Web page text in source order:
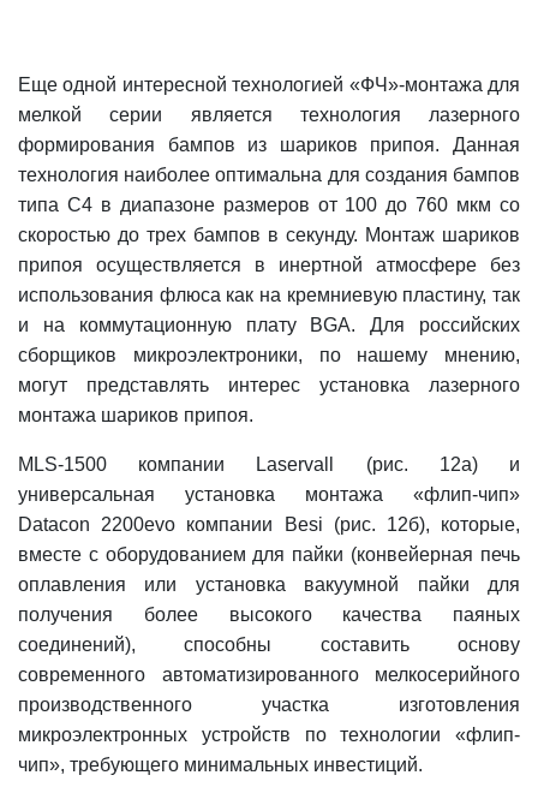
Еще одной интересной технологией «ФЧ»-монтажа для
мелкой серии является технология лазерного
формирования бампов из шариков припоя. Данная
технология наиболее оптимальна для создания бампов
типа С4 в диапазоне размеров от 100 до 760 мкм со
скоростью до трех бампов в секунду. Монтаж шариков
припоя осуществляется в инертной атмосфере без
использования флюса как на кремниевую пластину, так
и на коммутационную плату BGA. Для российских
сборщиков микроэлектроники, по нашему мнению,
могут представлять интерес установка лазерного
монтажа шариков припоя.
MLS-1500 компании Laservall (рис. 12а) и
универсальная установка монтажа «флип-чип»
Datacon 2200evo компании Besi (рис. 12б), которые,
вместе с оборудованием для пайки (конвейерная печь
оплавления или установка вакуумной пайки для
получения более высокого качества паяных
соединений), способны составить основу
современного автоматизированного мелкосерийного
производственного участка изготовления
микроэлектронных устройств по технологии «флип-
чип», требующего минимальных инвестиций.